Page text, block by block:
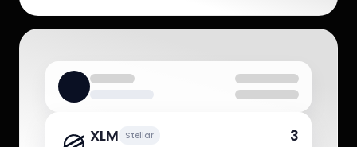
XLM Stellar 3